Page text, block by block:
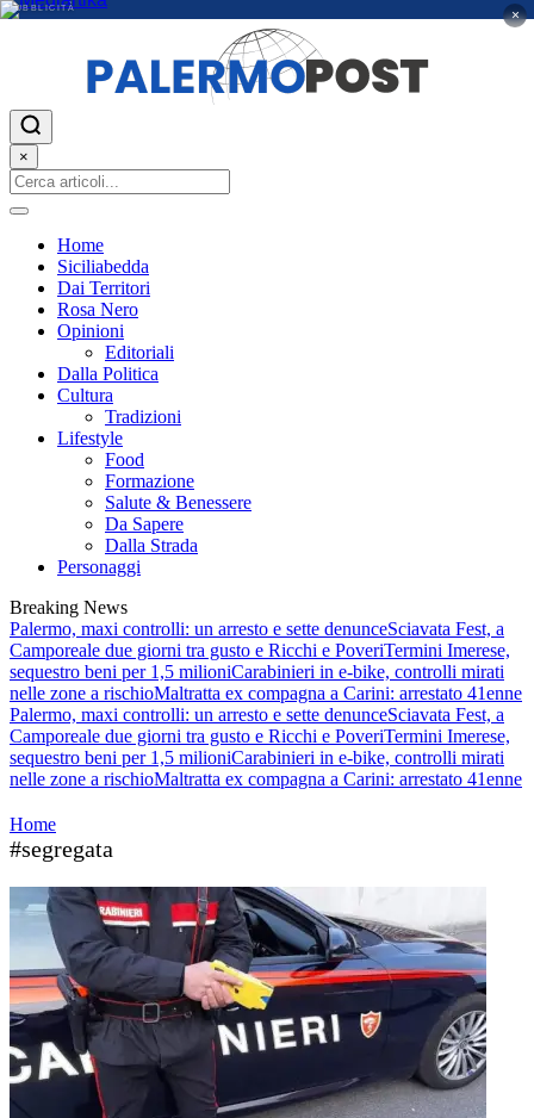
PUBBLICITÀ ×
×
Home
Siciliabedda
Dai Territori
Rosa Nero
Opinioni
Editoriali
Dalla Politica
Cultura
Tradizioni
Lifestyle
Food
Formazione
Salute & Benessere
Da Sapere
Dalla Strada
Personaggi
Breaking News
Palermo, maxi controlli: un arresto e sette denunceSciavata Fest, a
Camporeale due giorni tra gusto e Ricchi e PoveriTermini Imerese,
sequestro beni per 1,5 milioniCarabinieri in e-bike, controlli mirati
nelle zone a rischioMaltratta ex compagna a Carini: arrestato 41enne
Palermo, maxi controlli: un arresto e sette denunceSciavata Fest, a
Camporeale due giorni tra gusto e Ricchi e PoveriTermini Imerese,
sequestro beni per 1,5 milioniCarabinieri in e-bike, controlli mirati
nelle zone a rischioMaltratta ex compagna a Carini: arrestato 41enne
Home
#segregata